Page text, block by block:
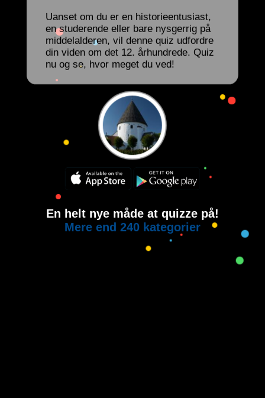
Uanset om du er en historieentusiast,
en studerende eller bare nysgerrig på
middelalderen, vil denne quiz udfordre
din viden om det 12. århundrede. Quiz
nu og se, hvor meget du ved!
En helt nye måde at quizze på!
Mere end 240 kategorier